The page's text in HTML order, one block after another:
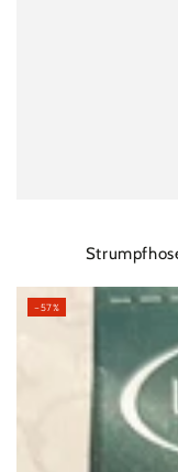
–57%